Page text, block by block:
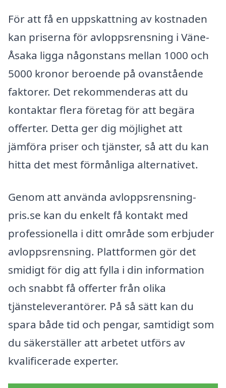
För att få en uppskattning av kostnaden
kan priserna för avloppsrensning i Väne-
Åsaka ligga någonstans mellan 1000 och
5000 kronor beroende på ovanstående
faktorer. Det rekommenderas att du
kontaktar flera företag för att begära
offerter. Detta ger dig möjlighet att
jämföra priser och tjänster, så att du kan
hitta det mest förmånliga alternativet.
Genom att använda avloppsrensning-
pris.se kan du enkelt få kontakt med
professionella i ditt område som erbjuder
avloppsrensning. Plattformen gör det
smidigt för dig att fylla i din information
och snabbt få offerter från olika
tjänsteleverantörer. På så sätt kan du
spara både tid och pengar, samtidigt som
du säkerställer att arbetet utförs av
kvalificerade experter.